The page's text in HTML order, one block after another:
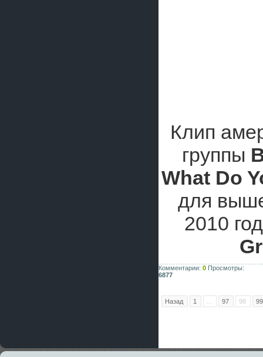
Клип
группы
What Do
для
2010
Комментарии: 0 Просмотры:
6877
Назад 1 97 98 99